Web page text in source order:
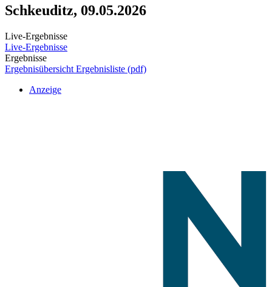
Schkeuditz, 09.05.2026
Live-Ergebnisse
Live-Ergebnisse
Ergebnisse
Ergebnisübersicht Ergebnisliste (pdf)
Anzeige